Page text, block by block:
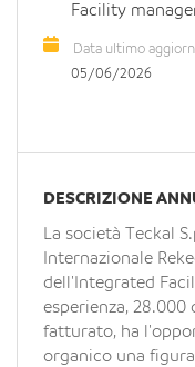
EN
FR
IT
Facility
Data ultimo
05/06/2026
DESCRIZIONE
La società Teckal
Internazionale
dell'Integrated
esperienza,
fatturato, ha
organico una